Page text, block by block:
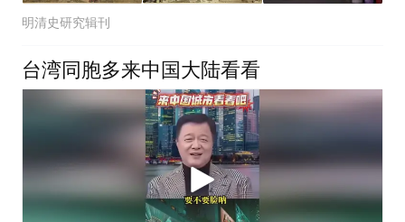
明清史研究辑刊
台湾同胞多来中国大陆看看